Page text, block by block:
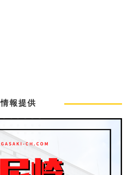
情報提供